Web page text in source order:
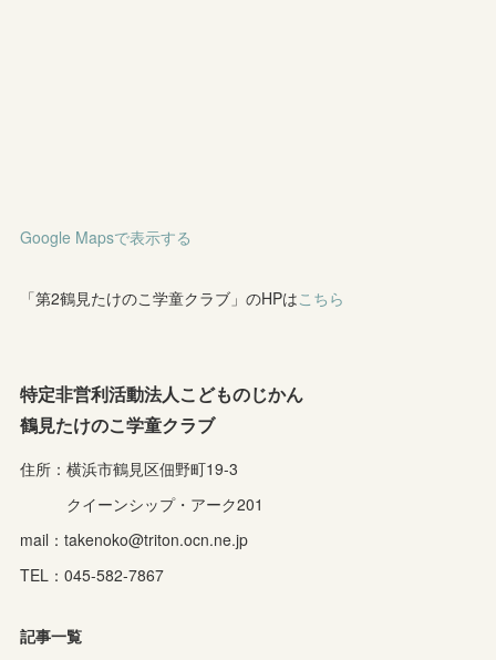
Google Mapsで表示する
「第2鶴見たけのこ学童クラブ」のHPはこちら
特定非営利活動法人こどものじかん
鶴見たけのこ学童クラブ
住所：横浜市鶴見区佃野町19-3
クイーンシップ・アーク201
mail：takenoko@triton.ocn.ne.jp
TEL：045-582-7867
記事一覧